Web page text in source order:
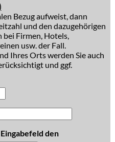
Bezug aufweist, dann
und den dazugehörigen
bei Firmen, Hotels,
usw. der Fall.
Ihres Orts werden Sie auch
und ggf.
den